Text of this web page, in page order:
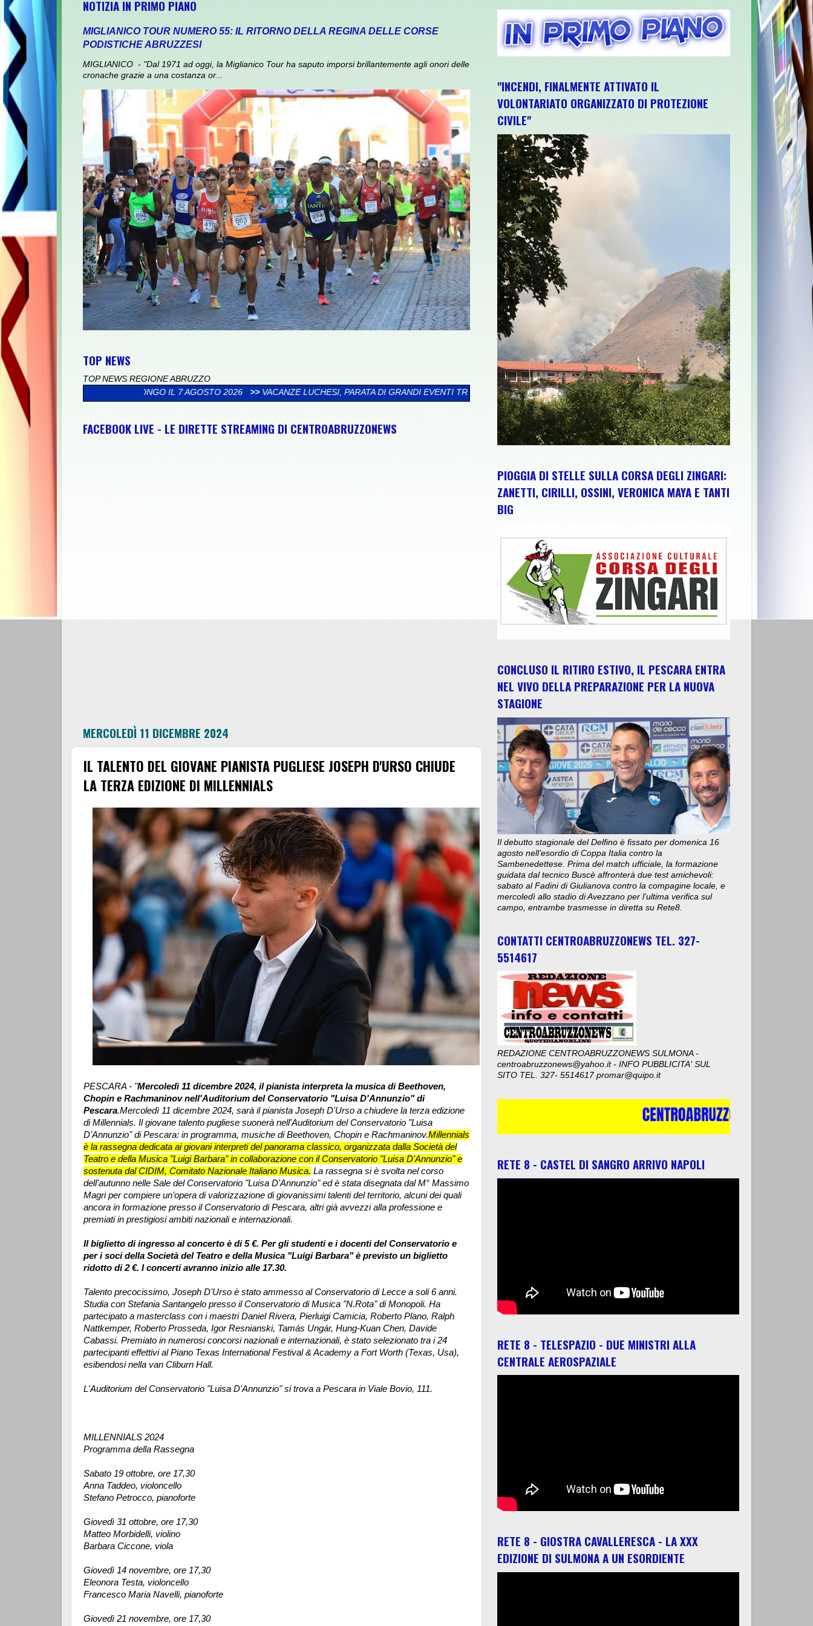
NOTIZIA IN PRIMO PIANO
MIGLIANICO TOUR NUMERO 55: IL RITORNO DELLA REGINA DELLE CORSE
PODISTICHE ABRUZZESI
MIGLIANICO - "Dal 1971 ad oggi, la Miglianico Tour ha saputo imporsi brillantemente agli onori delle
cronache grazie a una costanza or...
TOP NEWS
TOP NEWS REGIONE ABRUZZO
IL 7 AGOSTO 2026
>> VACANZE LUCHESI, PARATA DI GRANDI EVENTI TRA MUSICA, CANTINE APERTE, ARTE E CULTURA >> MIGLIANICO TOUR NUMERO 55: IL RITORNO DELLA
FACEBOOK LIVE - LE DIRETTE STREAMING DI CENTROABRUZZONEWS
MERCOLEDÌ 11 DICEMBRE 2024
IL TALENTO DEL GIOVANE PIANISTA PUGLIESE JOSEPH D'URSO CHIUDE
LA TERZA EDIZIONE DI MILLENNIALS
PESCARA - "Mercoledì 11 dicembre 2024, il pianista interpreta la musica di Beethoven,
Chopin e Rachmaninov nell'Auditorium del Conservatorio "Luisa D'Annunzio" di
Pescara.Mercoledì 11 dicembre 2024, sarà il pianista Joseph D'Urso a chiudere la terza edizione
di Millennials. Il giovane talento pugliese suonerà nell'Auditorium del Conservatorio "Luisa
D'Annunzio" di Pescara: in programma, musiche di Beethoven, Chopin e Rachmaninov.Millennials
è la rassegna dedicata ai giovani interpreti del panorama classico, organizzata dalla Società del
Teatro e della Musica "Luigi Barbara" in collaborazione con il Conservatorio "Luisa D'Annunzio" e
sostenuta dal CIDIM, Comitato Nazionale Italiano Musica. La rassegna si è svolta nel corso
dell'autunno nelle Sale del Conservatorio "Luisa D'Annunzio" ed è stata disegnata dal M° Massimo
Magri per compiere un’opera di valorizzazione di giovanissimi talenti del territorio, alcuni dei quali
ancora in formazione presso il Conservatorio di Pescara, altri già avvezzi alla professione e
premiati in prestigiosi ambiti nazionali e internazionali.
Il biglietto di ingresso al concerto è di 5 €. Per gli studenti e i docenti del Conservatorio e
per i soci della Società del Teatro e della Musica "Luigi Barbara" è previsto un biglietto
ridotto di 2 €. I concerti avranno inizio alle 17.30.
Talento precocissimo, Joseph D'Urso è stato ammesso al Conservatorio di Lecce a soli 6 anni.
Studia con Stefania Santangelo presso il Conservatorio di Musica "N.Rota" di Monopoli. Ha
partecipato a masterclass con i maestri Daniel Rivera, Pierluigi Camicia, Roberto Plano, Ralph
Nattkemper, Roberto Prosseda, Igor Resnianski, Tamás Ungár, Hung-Kuan Chen, Davide
Cabassi. Premiato in numerosi concorsi nazionali e internazionali, è stato selezionato tra i 24
partecipanti effettivi al Piano Texas International Festival & Academy a Fort Worth (Texas, Usa),
esibendosi nella van Cliburn Hall.
L'Auditorium del Conservatorio "Luisa D'Annunzio" si trova a Pescara in Viale Bovio, 111.
MILLENNIALS 2024
Programma della Rassegna
Sabato 19 ottobre, ore 17,30
Anna Taddeo, violoncello
Stefano Petrocco, pianoforte
Giovedì 31 ottobre, ore 17,30
Matteo Morbidelli, violino
Barbara Ciccone, viola
Giovedì 14 novembre, ore 17,30
Eleonora Testa, violoncello
Francesco Maria Navelli, pianoforte
Giovedì 21 novembre, ore 17,30
"INCENDI, FINALMENTE ATTIVATO IL
VOLONTARIATO ORGANIZZATO DI PROTEZIONE
CIVILE"
PIOGGIA DI STELLE SULLA CORSA DEGLI ZINGARI:
ZANETTI, CIRILLI, OSSINI, VERONICA MAYA E TANTI
BIG
CONCLUSO IL RITIRO ESTIVO, IL PESCARA ENTRA
NEL VIVO DELLA PREPARAZIONE PER LA NUOVA
STAGIONE
Il debutto stagionale del Delfino è fissato per domenica 16
agosto nell’esordio di Coppa Italia contro la
Sambenedettese. Prima del match ufficiale, la formazione
guidata dal tecnico Buscè affronterà due test amichevoli:
sabato al Fadini di Giulianova contro la compagine locale, e
mercoledì allo stadio di Avezzano per l’ultima verifica sul
campo, entrambe trasmesse in diretta su Rete8.
CONTATTI CENTROABRUZZONEWS TEL. 327-
5514617
REDAZIONE CENTROABRUZZONEWS SULMONA -
centroabruzzonews@yahoo.it - INFO PUBBLICITA' SUL
SITO TEL. 327- 5514617 promar@quipo.it
RETE 8 - CASTEL DI SANGRO ARRIVO NAPOLI
RETE 8 - TELESPAZIO - DUE MINISTRI ALLA
CENTRALE AEROSPAZIALE
RETE 8 - GIOSTRA CAVALLERESCA - LA XXX
EDIZIONE DI SULMONA A UN ESORDIENTE